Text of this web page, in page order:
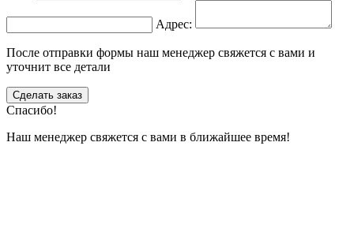
Адрес:
После отправки формы наш менеджер свяжется с вами и
уточнит все детали
Сделать заказ
Спасибо!
Наш менеджер свяжется с вами в ближайшее время!